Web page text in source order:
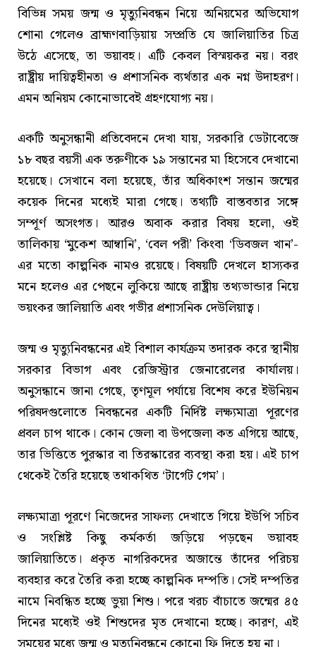
বিভিন্ন সময় জন্ম ও মৃত্যুনিবন্ধন নিয়ে অনিয়মের অভিযোগ
শোনা গেলেও ব্রাহ্মণবাড়িয়ায় সম্প্রতি যে জালিয়াতির চিত্র
উঠে এসেছে, তা ভয়াবহ। এটি কেবল বিস্ময়কর নয়। বরং
রাষ্ট্রীয় দায়িত্বহীনতা ও প্রশাসনিক ব্যর্থতার এক নগ্ন উদাহরণ।
এমন অনিয়ম কোনোভাবেই গ্রহণযোগ্য নয়।
একটি অনুসন্ধানী প্রতিবেদনে দেখা যায়, সরকারি ডেটাবেজে
১৮ বছর বয়সী এক তরুণীকে ১৯ সন্তানের মা হিসেবে দেখানো
হয়েছে। সেখানে বলা হয়েছে, তাঁর অধিকাংশ সন্তান জন্মের
কয়েক দিনের মধ্যেই মারা গেছে। তথ্যটি বাস্তবতার সঙ্গে
সম্পূর্ণ অসংগত। আরও অবাক করার বিষয় হলো, ওই
তালিকায় ‘মুকেশ আম্বানি’, ‘বেল পরী’ কিংবা ‘ডিবজল খান’-
এর মতো কাল্পনিক নামও রয়েছে। বিষয়টি দেখলে হাস্যকর
মনে হলেও এর পেছনে লুকিয়ে আছে রাষ্ট্রীয় তথ্যভান্ডার নিয়ে
ভয়ংকর জালিয়াতি এবং গভীর প্রশাসনিক দেউলিয়াত্ব।
জন্ম ও মৃত্যুনিবন্ধনের এই বিশাল কার্যক্রম তদারক করে স্থানীয়
সরকার বিভাগ এবং রেজিস্ট্রার জেনারেলের কার্যালয়।
অনুসন্ধানে জানা গেছে, তৃণমূল পর্যায়ে বিশেষ করে ইউনিয়ন
পরিষদগুলোতে নিবন্ধনের একটি নির্দিষ্ট লক্ষ্যমাত্রা পূরণের
প্রবল চাপ থাকে। কোন জেলা বা উপজেলা কত এগিয়ে আছে,
তার ভিত্তিতে পুরস্কার বা তিরস্কারের ব্যবস্থা করা হয়। এই চাপ
থেকেই তৈরি হয়েছে তথাকথিত ‘টার্গেট গেম’।
লক্ষ্যমাত্রা পূরণে নিজেদের সাফল্য দেখাতে গিয়ে ইউপি সচিব
ও সংশ্লিষ্ট কিছু কর্মকর্তা জড়িয়ে পড়ছেন ভয়াবহ
জালিয়াতিতে। প্রকৃত নাগরিকদের অজান্তে তাঁদের পরিচয়
ব্যবহার করে তৈরি করা হচ্ছে কাল্পনিক দম্পতি। সেই দম্পতির
নামে নিবন্ধিত হচ্ছে ভুয়া শিশু। পরে খরচ বাঁচাতে জন্মের ৪৫
দিনের মধ্যেই ওই শিশুদের মৃত দেখানো হচ্ছে। কারণ, এই